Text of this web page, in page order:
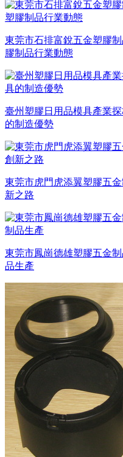
東莞市石排富銳五金塑膠
膠制品行業動態
臺州塑膠日用品模具產業
的制造優勢
東莞市虎門虎添翼塑膠五
新之路
東莞市鳳崗德雄塑膠五金
品生產